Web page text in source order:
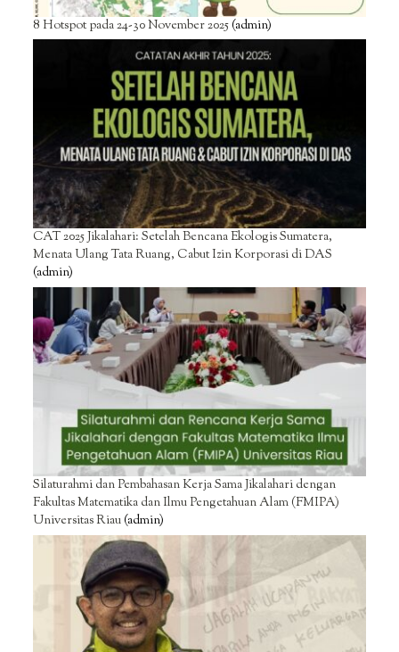
8 Hotspot pada 24-30 November 2025(admin)
CAT 2025 Jikalahari: Setelah Bencana Ekologis Sumatera,
Menata Ulang Tata Ruang, Cabut Izin Korporasi di DAS
(admin)
Silaturahmi dan Pembahasan Kerja Sama Jikalahari dengan
Fakultas Matematika dan Ilmu Pengetahuan Alam (FMIPA)
Universitas Riau(admin)